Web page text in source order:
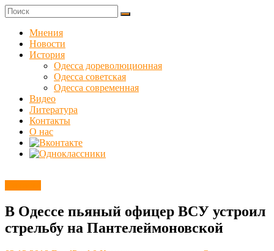
Skip
to
content
Куликовец
Сайт
одесского
сопротивления
Мнения
Новости
История
Одесса дореволюционная
Одесса советская
Одесса современная
Видео
Литература
Контакты
О нас
В Одессе пьяный офицер ВСУ устроил
стрельбу на Пантелеймоновской